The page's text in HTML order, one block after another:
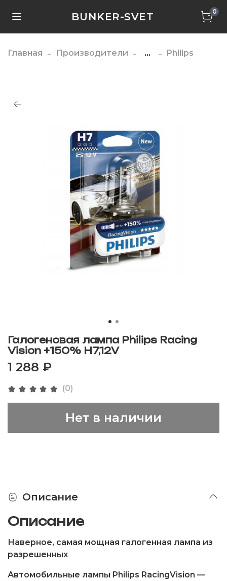
BUNKER-SVET 0
Главная Производители ... Philips
(0)
Галогеновая лампа Philips Racing
Vision +150% H7,12V
1 288 ₽
Нет в наличии
Описание
Описание
Наверное, самая мощная галогенная лампа из
разрешенных
Автомобильные лампы Philips RacingVision —